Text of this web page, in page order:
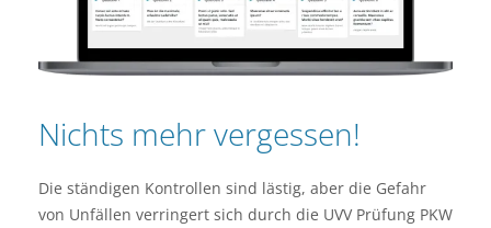
Nichts mehr vergessen!
Die ständigen Kontrollen sind lästig, aber die Gefahr
von Unfällen verringert sich durch die UVV Prüfung PKW